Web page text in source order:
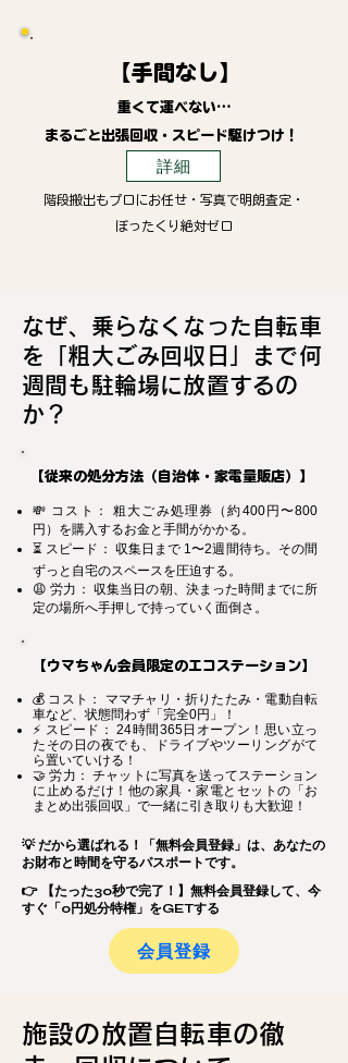
【手間なし】
重くて運べない…
まるごと出張回収・スピード駆けつけ！
詳細
階段搬出もプロにお任せ・写真で明朗査定・
ぼったくり絶対ゼロ
なぜ、乗らなくなった自転車
を「粗大ごみ回収日」まで何
週間も駐輪場に放置するの
か？
【従来の処分方法（自治体・家電量販店）】
💸 コスト： 粗大ごみ処理券（約400円〜800
円）を購入するお金と手間がかかる。
⏳ スピード： 収集日まで 1〜2週間待ち。その間
ずっと自宅のスペースを圧迫する。
😩 労力： 収集当日の朝、決まった時間までに所
定の場所へ手押しで持っていく面倒さ。
【ウマちゃん会員限定のエコステーション】
💰 コスト： ママチャリ・折りたたみ・電動自転
車など、状態問わず「完全0円」！
⚡ スピード： 24時間365日オープン！思い立っ
たその日の夜でも、ドライブやツーリングがて
ら置いていける！
🤝 労力： チャットに写真を送ってステーション
に止めるだけ！他の家具・家電とセットの「お
まとめ出張回収」で一緒に引き取りも大歓迎！
💡 だから選ばれる！「無料会員登録」は、あなたの
お財布と時間を守るパスポートです。
👉 【たった30秒で完了！】無料会員登録して、今
すぐ「0円処分特権」をGETする
会員登録
施設の放置自転車の徹